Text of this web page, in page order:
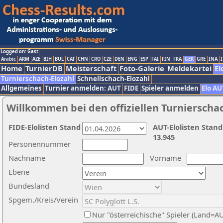
Logged on: Gast
Arabic ARM AZE BIH BUL CAT CHN CRO CZE DEN ENG ESP FAI FIN FRA GER GRE INA
Home TurnierDB Meisterschaft Foto-Galerie Meldekartei
Turnierschach-Elozahl Schnellschach-Elozahl
Allgemeines Turnier anmelden: AUT FIDE Spieler anmelden Elo
Willkommen bei den offiziellen
Nachname
Vorname
Ebene
Personennummer
Bundesland
Spgem./Kreis/Verein
Nur "österreichische" Spieler
AUT-Elolisten
13.945
FIDE-Elolisten Stand